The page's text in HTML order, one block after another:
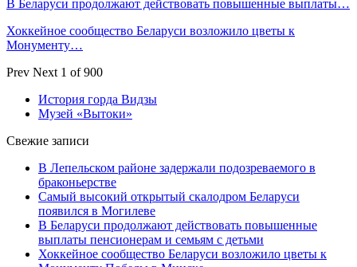
В Беларуси продолжают действовать повышенные выплаты…
Хоккейное сообщество Беларуси возложило цветы к
Монументу…
Prev Next 1 of 900
История горда Видзы
Музей «Вытоки»
Свежие записи
В Лепельском районе задержали подозреваемого в
браконьерстве
Самый высокий открытый скалодром Беларуси
появился в Могилеве
В Беларуси продолжают действовать повышенные
выплаты пенсионерам и семьям с детьми
Хоккейное сообщество Беларуси возложило цветы к